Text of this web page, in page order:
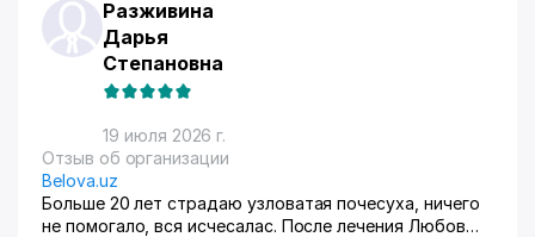
Разживина
Дарья
Степановна
19 июля 2026 г.
Отзыв об организации
Belova.uz
Больше 20 лет страдаю узловатая почесуха, ничего
не помогало, вся исчесалас. После лечения Любов